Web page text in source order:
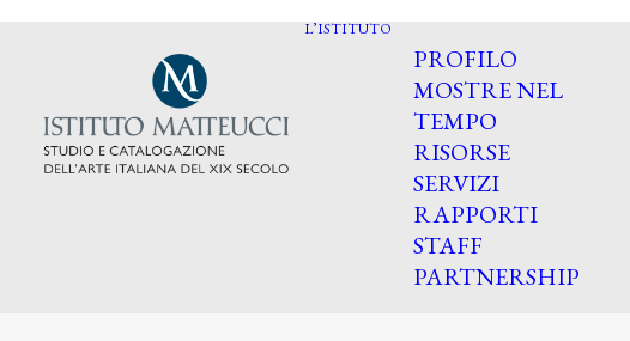
L’ISTITUTO
PROFILO
MOSTRE NEL
TEMPO
RISORSE
SERVIZI
RAPPORTI
STAFF
PARTNERSHIP